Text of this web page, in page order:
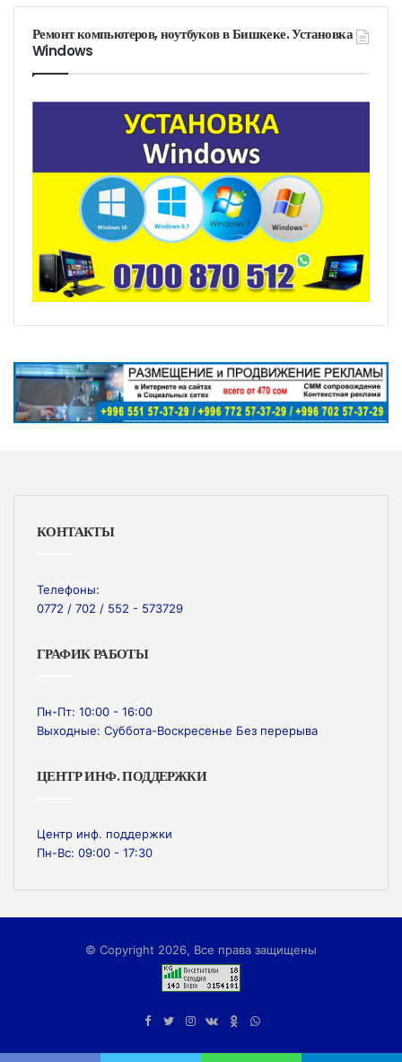
Ремонт компьютеров, ноутбуков в Бишкеке. Установка
Windows
КОНТАКТЫ
Телефоны:
0772 / 702 / 552 - 573729
ГРАФИК РАБОТЫ
Пн-Пт: 10:00 - 16:00
Выходные: Суббота-Воскресенье Без перерыва
ЦЕНТР ИНФ. ПОДДЕРЖКИ
Центр инф. поддержки
Пн-Вс: 09:00 - 17:30
© Copyright 2026, Все права защищены